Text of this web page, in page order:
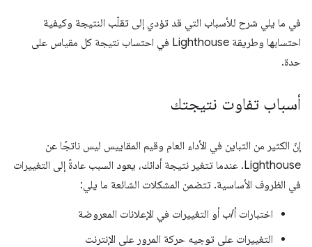
في ما يلي شرح للأسباب التي قد تؤدي إلى تقلّب النتيجة وكيفية
احتسابها وطريقة Lighthouse في احتساب نتيجة كل مقياس على
حدة.
أسباب تفاوت نتيجتك
إنّ الكثير من التباين في الأداء العام وقيم المقاييس ليس ناتجًا عن
Lighthouse. عندما تتغير نتيجة أدائك، يعود السبب عادةً إلى التغييرات
في الظروف الأساسية. تتضمن المشكلات الشائعة ما يلي:
اختبارات أ/ب أو التغييرات في الإعلانات المعروضة
التغييرات على توجيه حركة المرور على الإنترنت